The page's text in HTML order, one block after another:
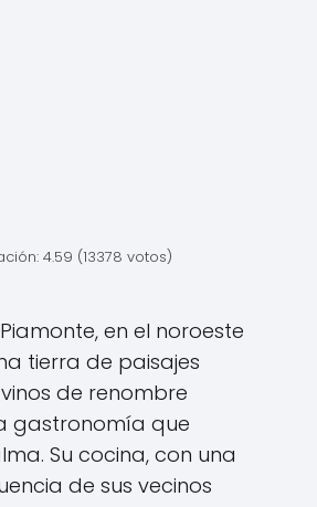
4.59 (13378 votos)
en el noroeste
tierra de paisajes
de renombre
gastronomía que
Su cocina, con una
de sus vecinos